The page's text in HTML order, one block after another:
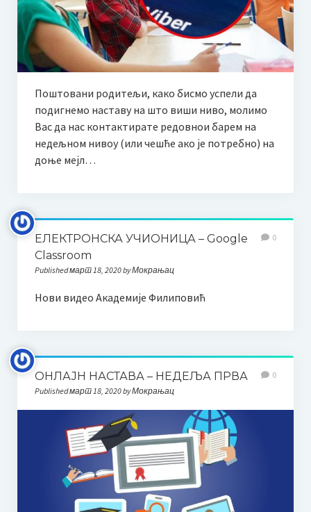
HOW TO PARTICIPATE? Application
ЖИРИ
JURY
Ljudmila Popovic, MMUS
Биографија Милице Поповић
Additional information | Accommodation | What to See
Пето меморијално такмичење дувача и камерних
Миле Пауновић
Друго такмичење пијаниста “Мокрањац” Неготин
Пропозиције
Како се пријавити?
Поштовани родитељи, како бисмо успели да
подигнемо наставу на што виши ниво, молимо
Вас да нас контактирате редовнои барем на
недељном нивоу (или чешће ако је потребно) на
доње мејл…
ЕЛЕКТРОНСКА УЧИОНИЦА – Google
Classroom
Published март 18, 2020 by Мокрањац
0
Нови видео Академије Филиповић
ОНЛАЈН НАСТАВА – НЕДЕЉА ПРВА
Published март 18, 2020 by Мокрањац
0